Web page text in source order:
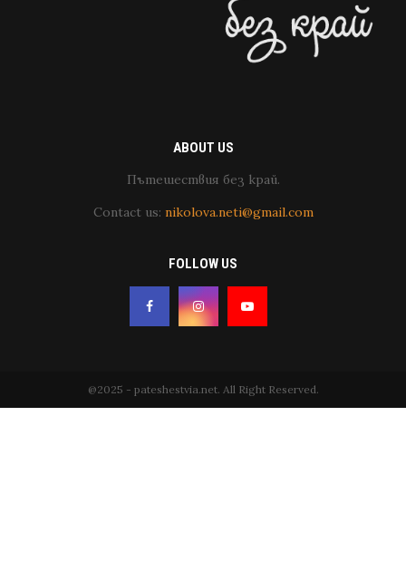
ABOUT US
Пътешествия без край.
Contact us: nikolova.neti@gmail.com
FOLLOW US
@2025 - pateshestvia.net. All Right Reserved.